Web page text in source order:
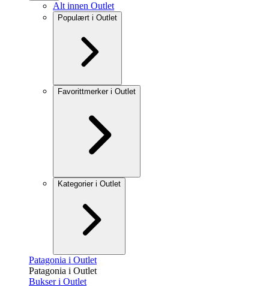
Alt innen Outlet
Populært i Outlet
Favorittmerker i Outlet
Kategorier i Outlet
Patagonia i Outlet
Patagonia i Outlet
Bukser i Outlet